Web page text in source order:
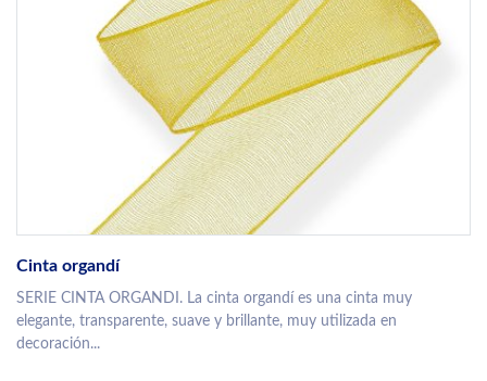
Cinta organdí
SERIE CINTA ORGANDI. La cinta organdí es una cinta muy
elegante, transparente, suave y brillante, muy utilizada en
decoración...